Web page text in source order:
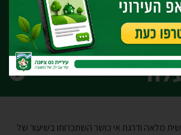
גבייה וארנונה
הנחות מארנונה
כושר השתכרות
מלאה ודרגת אי כושר השתכרותו בשיעור של